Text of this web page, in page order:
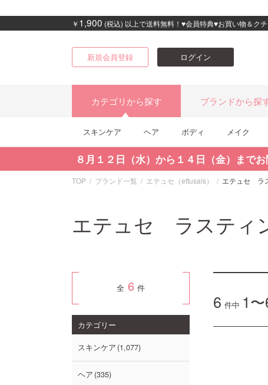
￥ 1,900 (税込) 以上で送料無料！♥会員特典♥お買い物＆ク
新規会員登録 ログイン
カテゴリから探す ブランドから探
スキンケア ヘア ボディ メイク
８月１２日（水）から１４日（金）まで
TOP ブランド一覧 エテュセ（ettusais） エテュセ ラ
エテュセ ラスティ
6 件中 1
全 6 件
カテゴリー
スキンケア 1,077
ヘア 335